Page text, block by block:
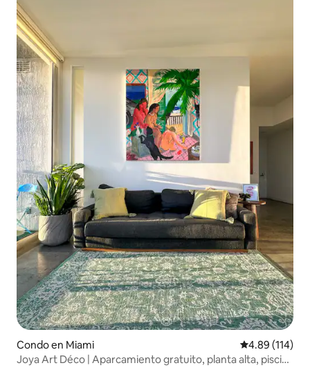
Condo en Miami Calificación
4.89 (114)
Joya Art Déco | Aparcamiento gratuito, planta alta, piscina